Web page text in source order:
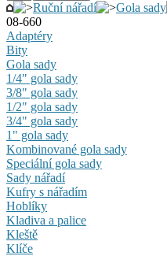
Ruční nářadí Gola sady
08-660
Adaptéry
Bity
Gola sady
1/4" gola sady
3/8" gola sady
1/2" gola sady
3/4" gola sady
1" gola sady
Kombinované gola sady
Speciální gola sady
Sady nářadí
Kufry s nářadím
Hoblíky
Kladiva a palice
Kleště
Klíče